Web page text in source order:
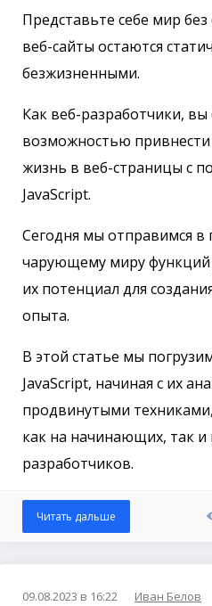
Представьте себе мир
веб-сайты остаются
безжизненными.
Как веб-разработчики, вы
возможностью
жизнь в веб-страницы с
JavaScript.
Сегодня мы отправимся в
чарующему миру функций
их потенциал для
опыта.
В этой статье мы
JavaScript, начиная с их
продвинутыми
как на начинающих, так
разработчиков.
Читать дальше
09.08.2023 в 16:22 Иван Белов